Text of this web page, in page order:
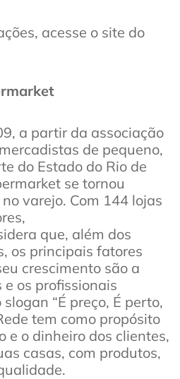
acesse o site do
a partir da associação
de pequeno,
do Estado do Rio de
se tornou
varejo. Com 144 lojas
que, além dos
os principais fatores
crescimento são a
os profissionais
“É preço, É perto,
tem como propósito
e o dinheiro dos clientes,
casas, com produtos,